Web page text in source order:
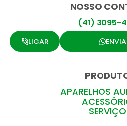
APARELHOS
NOSSO
(41) 3095-
LIGAR